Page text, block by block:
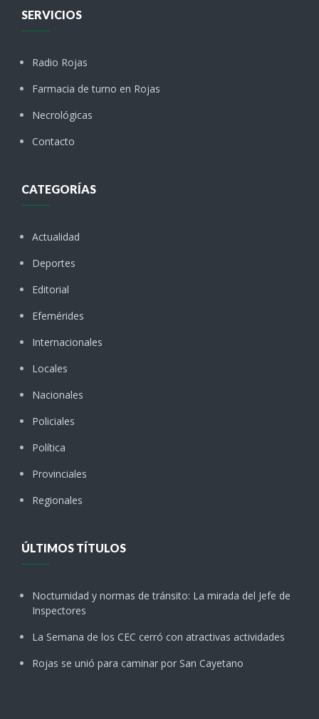
SERVICIOS
Radio Rojas
Farmacia de turno en Rojas
Necrológicas
Contacto
CATEGORÍAS
Actualidad
Deportes
Editorial
Efemérides
Internacionales
Locales
Nacionales
Policiales
Política
Provinciales
Regionales
ÚLTIMOS TÍTULOS
Nocturnidad y normas de tránsito: La mirada del Jefe de
Inspectores
La Semana de los CEC cerró con atractivas actividades
Rojas se unió para caminar por San Cayetano